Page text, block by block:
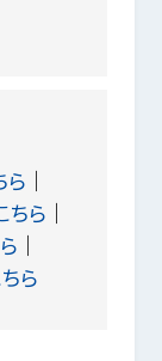
ら
ちら
ら